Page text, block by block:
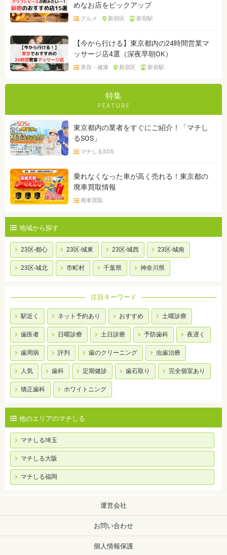
めなお店をピックアップ
グルメ 新宿区 新宿駅
【今から行ける】東京都内の24時間営業マ
ッサージ店4選（深夜早朝OK）
美容・健康 新宿区 新宿駅
特集
東京都内の業者をすぐにご紹介！「マチし
るSOS」
マチしるSOS
乗れなくなった車が高く売れる！東京都の
廃車買取情報
廃車買取
地域から探す
23区-都心 23区-城東 23区-城西 23区-城南
23区-城北 市町村 千葉県 神奈川県
注目キーワード
駅近く ネット予約あり おすすめ 土曜診療
歯医者 日曜診療 土日診療 予防歯科 夜遅く
歯周病 評判 歯のクリーニング 虫歯治療
人気 歯科 定期健診 歯石取り 完全個室あり
矯正歯科 ホワイトニング
他のエリアのマチしる
マチしる埼玉
マチしる大阪
マチしる福岡
運営会社
お問い合わせ
個人情報保護